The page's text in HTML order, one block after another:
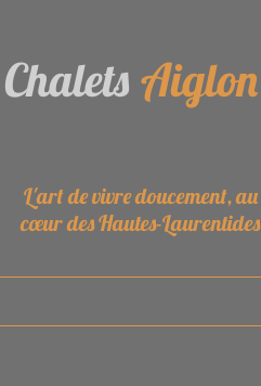
Aiglon
Chalets
L'art de vivre doucement, au
cœur des Hautes-Laurentides